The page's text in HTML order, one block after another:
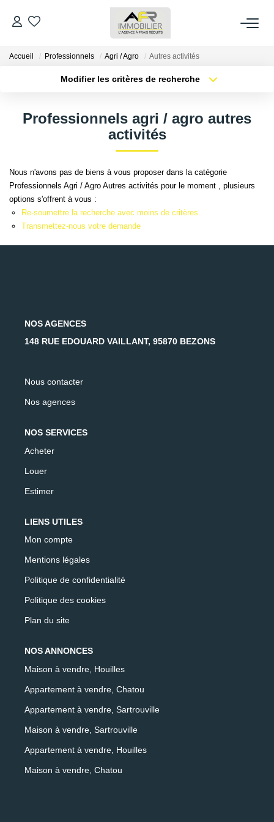
ACHETER
ESTIMER
FAIRE GÉRER
NOS AGENCES
AFR IMMOBILIER Chatou - Transaction
AFR IMMOBILIER Houilles
Accueil Professionnels Agri / Agro Autres activités
Modifier les critères de recherche
Type de bien
Surface min
Créer une alerte
Professionnels agri / agro autres
activités
Nous n'avons pas de biens à vous proposer dans la catégorie
Professionnels Agri / Agro Autres activités pour le moment , plusieurs
options s'offrent à vous :
Re-soumettre la recherche avec moins de critères.
Transmettez-nous votre demande
NOS AGENCES
148 RUE EDOUARD VAILLANT, 95870 BEZONS
Nous contacter
Nos agences
NOS SERVICES
Acheter
Louer
Estimer
LIENS UTILES
Mon compte
Mentions légales
Politique de confidentialité
Politique des cookies
Plan du site
NOS ANNONCES
Maison à vendre, Houilles
Appartement à vendre, Chatou
Appartement à vendre, Sartrouville
Maison à vendre, Sartrouville
Appartement à vendre, Houilles
Maison à vendre, Chatou